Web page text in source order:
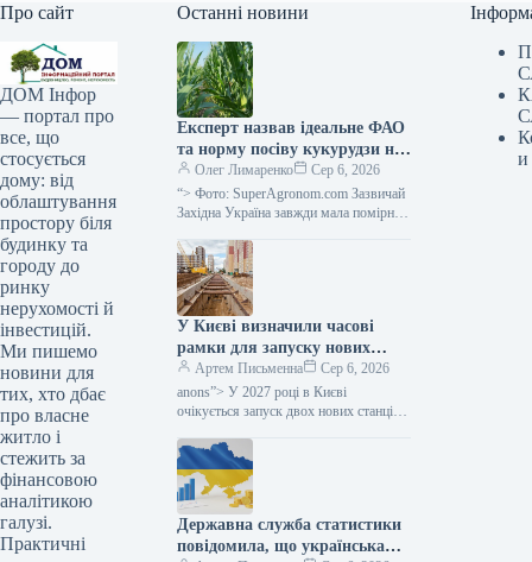
Про сайт
ДОМ Інфор
— портал про
все, що
стосується
дому: від
облаштування
простору біля
будинку та
городу до
ринку
нерухомості й
інвестицій.
Ми пишемо
новини для
тих, хто дбає
про власне
житло і
стежить за
фінансовою
аналітикою
галузі.
Практичні
Останні новини
Експерт назвав ідеальне ФАО
та норму посіву кукурудзи на
силос для західного регіону
України — SuperAgronom.com
Олег Лимаренко
Сер 6, 2026
“> Фото: SuperAgronom.com Зазвичай
Західна Україна завжди мала помірний
вважалася зоною належного
зволоження, відповідно в цьому…
У Києві визначили часові
рамки для запуску нових
станцій метрополітену в
напрямку Виноградаря,
повідомив Мінфін.
Артем Письменна
Сер 6, 2026
anons”> У 2027 році в Києві
очікується запуск двох нових станцій
ще однієї. Ці наміри закладено
у проєкті Програми соціально-
економічного
Державна служба статистики
повідомила, що українська
и